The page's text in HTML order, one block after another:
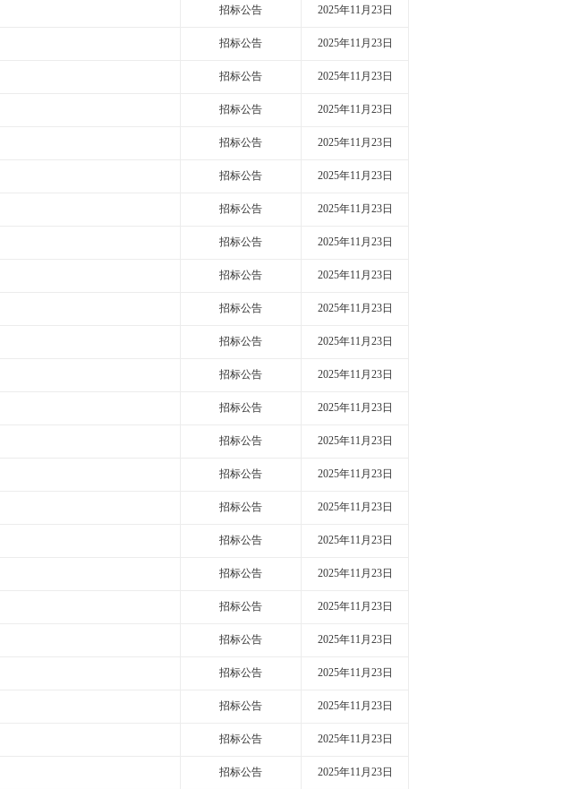
招标公告 2025年11月23日
招标公告 2025年11月23日
招标公告 2025年11月23日
招标公告 2025年11月23日
招标公告 2025年11月23日
招标公告 2025年11月23日
招标公告 2025年11月23日
招标公告 2025年11月23日
招标公告 2025年11月23日
招标公告 2025年11月23日
招标公告 2025年11月23日
招标公告 2025年11月23日
招标公告 2025年11月23日
招标公告 2025年11月23日
招标公告 2025年11月23日
招标公告 2025年11月23日
招标公告 2025年11月23日
招标公告 2025年11月23日
招标公告 2025年11月23日
招标公告 2025年11月23日
招标公告 2025年11月23日
招标公告 2025年11月23日
招标公告 2025年11月23日
招标公告 2025年11月23日